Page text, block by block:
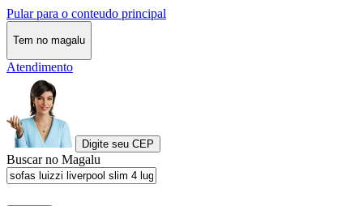
Pular para o conteudo principal
Tem no magalu
Atendimento
Digite seu CEP
Buscar no Magalu